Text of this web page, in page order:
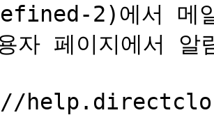
2)에서 메